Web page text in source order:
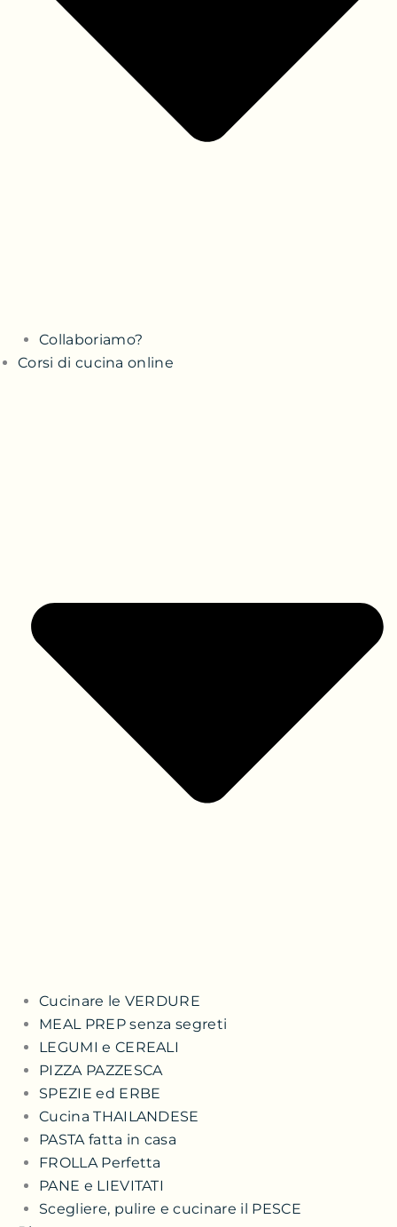
Collaboriamo?
Corsi di cucina online
Cucinare le VERDURE
MEAL PREP senza segreti
LEGUMI e CEREALI
PIZZA PAZZESCA
SPEZIE ed ERBE
Cucina THAILANDESE
PASTA fatta in casa
FROLLA Perfetta
PANE e LIEVITATI
Scegliere, pulire e cucinare il PESCE